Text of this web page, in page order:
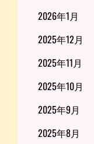
2026年1月
2025年12月
2025年11月
2025年10月
2025年9月
2025年8月